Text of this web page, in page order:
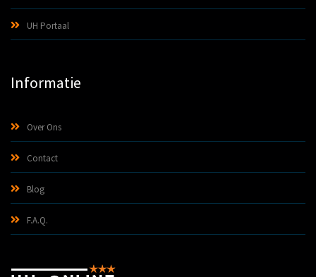
UH Portaal
Informatie
Over Ons
Contact
Blog
F.A.Q.